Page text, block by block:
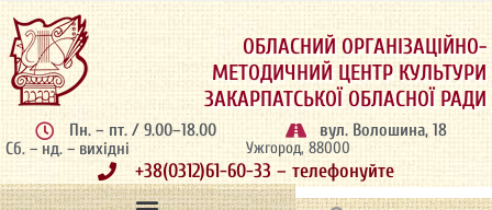
ОБЛАСНИЙ ОРГАНІЗАЦІЙНО-
МЕТОДИЧНИЙ ЦЕНТР КУЛЬТУРИ
ЗАКАРПАТСЬКОЇ ОБЛАСНОЇ РАДИ
Пн. – пт. / 9.00–18.00
Сб. – нд. – вихідні
вул. Волошина, 18
Ужгород, 88000
+38(0312)61-60-33 – телефонуйте